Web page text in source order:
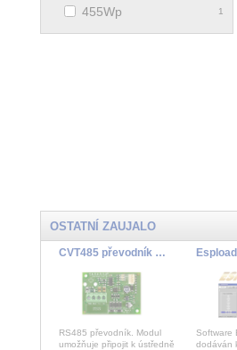
1
455Wp
OSTATNÍ ZAUJALO
CVT485 převodník RS485-PCS100
RS485 převodník. Modul
umožňuje připojit k ústředně
Espload
Software
dodáván